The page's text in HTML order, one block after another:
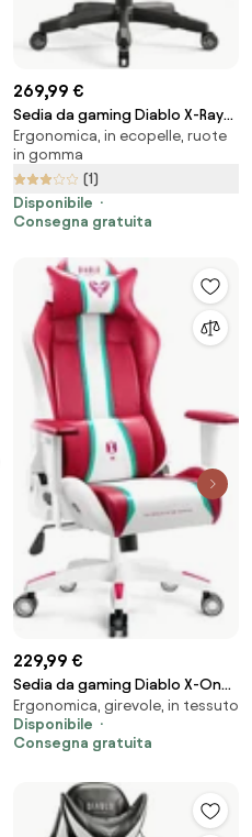
269,99 €
Sedia da gaming Diablo X-Ray
2.0 King Size: Nero e Grigio
Ergonomica, in ecopelle, ruote
in gomma
(1)
Disponibile
Consegna gratuita
229,99 €
Sedia da gaming Diablo X-One
2.0 Candy Rose: Normal Size
Ergonomica, girevole, in tessuto
Disponibile
Consegna gratuita